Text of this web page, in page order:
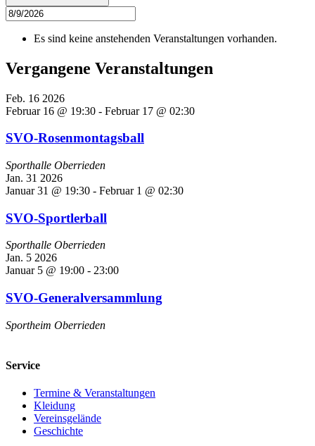
Es sind keine anstehenden Veranstaltungen vorhanden.
Vergangene Veranstaltungen
Feb. 16 2026
Februar 16 @ 19:30 - Februar 17 @ 02:30
SVO-Rosenmontagsball
Sporthalle Oberrieden
Jan. 31 2026
Januar 31 @ 19:30 - Februar 1 @ 02:30
SVO-Sportlerball
Sporthalle Oberrieden
Jan. 5 2026
Januar 5 @ 19:00 - 23:00
SVO-Generalversammlung
Sportheim Oberrieden
Service
Termine & Veranstaltungen
Kleidung
Vereinsgelände
Geschichte